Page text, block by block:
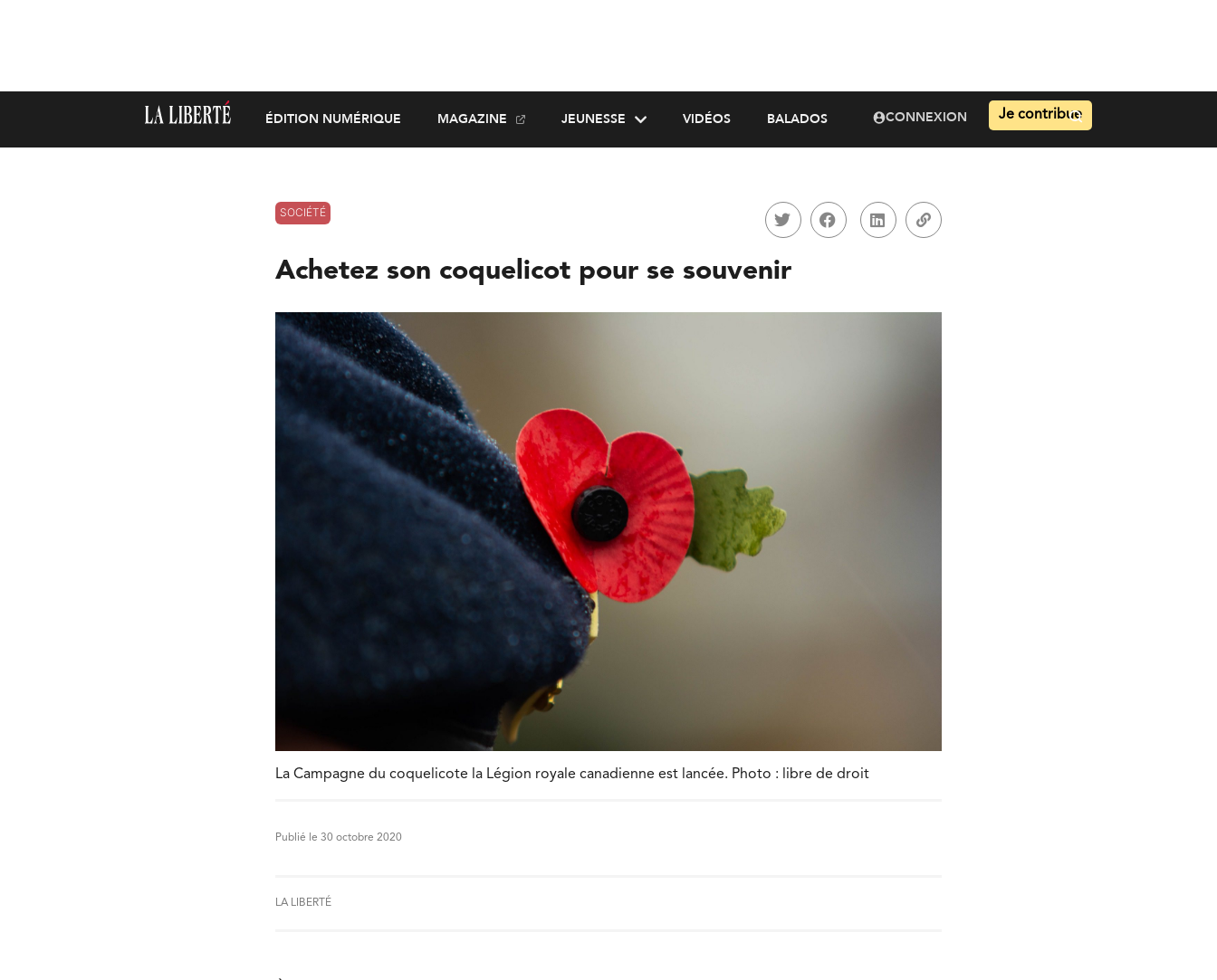
ÉDITION NUMÉRIQUE MAGAZINE JEUNESSE VIDÉOS BALADOS CONNEXION Je contribue
SOCIÉTÉ
Achetez son coquelicot pour se souvenir
La Campagne du coquelicote la Légion royale canadienne est lancée. Photo : libre de droit
Publié le 30 octobre 2020
LA LIBERTÉ